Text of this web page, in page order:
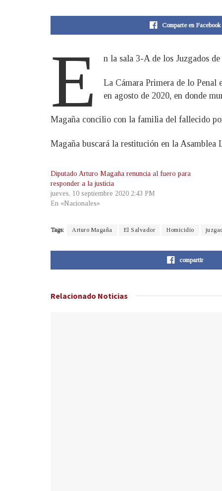
Comparte en Facebook
E n la sala 3-A de los Juzgados
La Cámara Primera de lo
en agosto de 2020, en donde
Magaña concilio con la familia del fallecido
Magaña buscará la restitución en la Asamblea
Diputado Arturo Magaña renuncia al fuero para
responder a la justicia
jueves, 10 septiembre 2020 2:43 PM
En «Nacionales»
Tags: Arturo Magaña El Salvador Homicidio
compartir
Relacionado Noticias